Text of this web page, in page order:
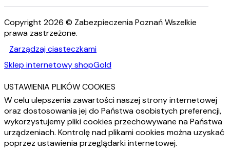
Copyright 2026 © Zabezpieczenia Poznań Wszelkie
prawa zastrzeżone.
Zarządzaj ciasteczkami
Sklep internetowy shopGold
USTAWIENIA PLIKÓW COOKIES
W celu ulepszenia zawartości naszej strony internetowej
oraz dostosowania jej do Państwa osobistych preferencji,
wykorzystujemy pliki cookies przechowywane na Państwa
urządzeniach. Kontrolę nad plikami cookies można uzyskać
poprzez ustawienia przeglądarki internetowej.